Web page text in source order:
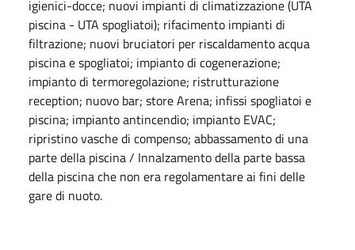
igienici-docce; nuovi impianti di climatizzazione (UTA
piscina - UTA spogliatoi); rifacimento impianti di
filtrazione; nuovi bruciatori per riscaldamento acqua
piscina e spogliatoi; impianto di cogenerazione;
impianto di termoregolazione; ristrutturazione
reception; nuovo bar; store Arena; infissi spogliatoi e
piscina; impianto antincendio; impianto EVAC;
ripristino vasche di compenso; abbassamento di una
parte della piscina / Innalzamento della parte bassa
della piscina che non era regolamentare ai fini delle
gare di nuoto.